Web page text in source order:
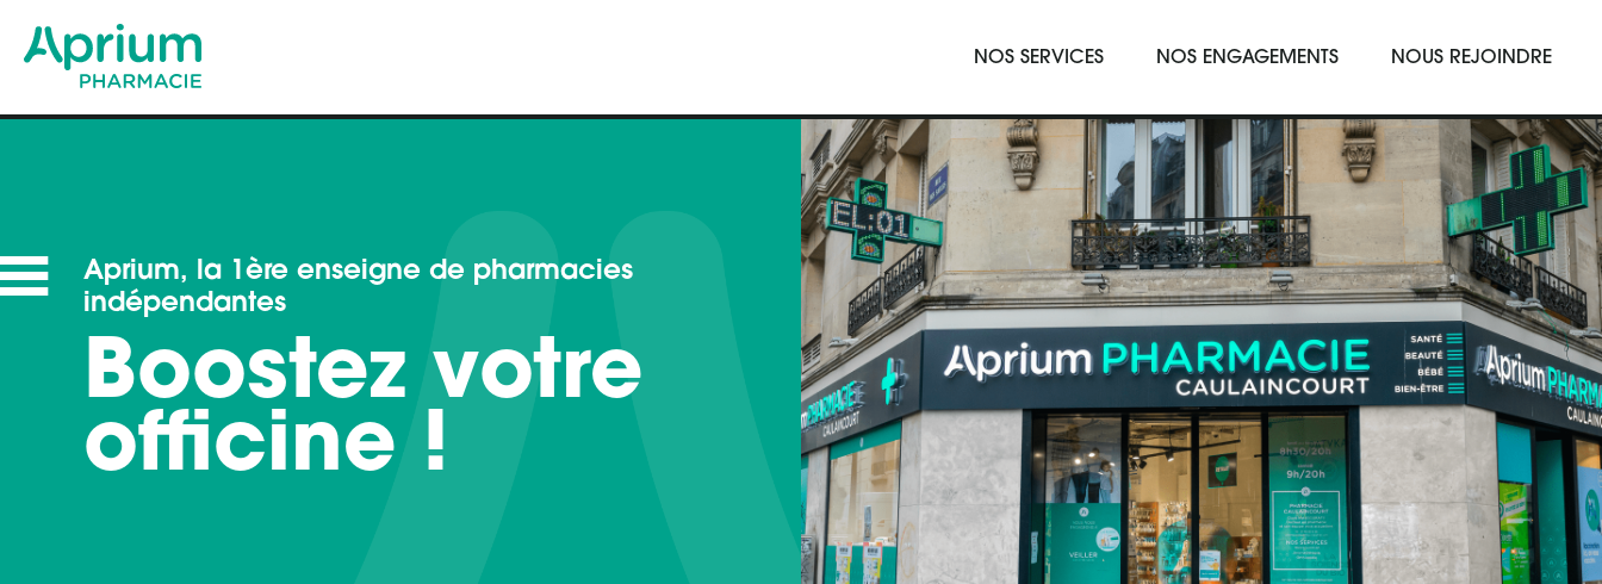
NOS SERVICES
NOS ENGAGEMENTS NOUS REJOINDRE
Aprium, la 1ère enseigne de pharmacies
indépendantes
Boostez votre
officine !